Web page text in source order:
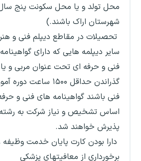
محل تولد و یا محل سکونت پنج
شهرستان اراک باشند.)
تحصیلات در مقاطع دیپلم فنی و
سایر دیپلمه هایی که دارای
فنی و حرفه ای تحت عنوان مربی و یا
گذراندن حداقل ۱۵۰۰
فنی باشند گواهینامه های فنی و
اساس تشخیص و نیاز شرکت به رشته
پذیرش خواهند شد.
دارا بودن کارت پایان خدمت
برخورداری از معافیتهای پزشکی